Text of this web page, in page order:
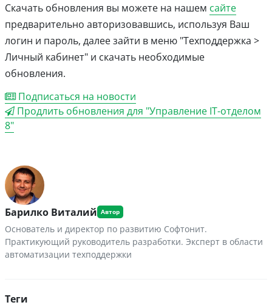
Скачать обновления вы можете на нашем сайте
предварительно авторизовавшись, используя Ваш
логин и пароль, далее зайти в меню "Техподдержка >
Личный кабинет" и скачать необходимые
обновления.
Подписаться на новости
Продлить обновления для "Управление IT-отделом
8"
Барилко Виталий
Основатель и директор по развитию Софтонит.
Практикующий руководитель разработки. Эксперт в области
автоматизации техподдержки
Теги